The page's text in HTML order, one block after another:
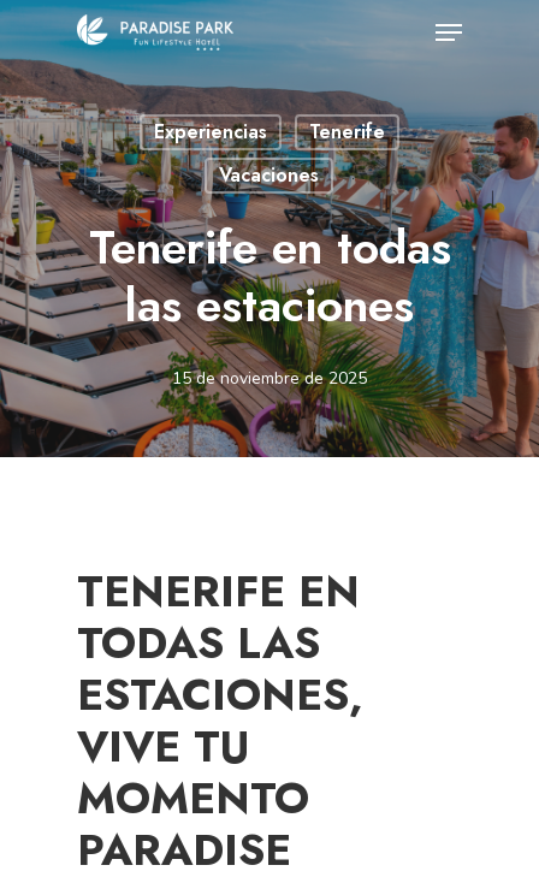
Skip
to
main
content
Menu
Experiencias
Tenerife
Vacaciones
Tenerife en todas
las estaciones
15 de noviembre de 2025
TENERIFE EN
TODAS LAS
ESTACIONES,
VIVE TU
MOMENTO
PARADISE
Menu